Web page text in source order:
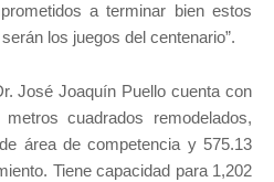
a terminar bien estos
los juegos del centenario”.
José Joaquín Puello cuenta con
cuadrados remodelados,
área de competencia y 575.13
Tiene capacidad para 1,202